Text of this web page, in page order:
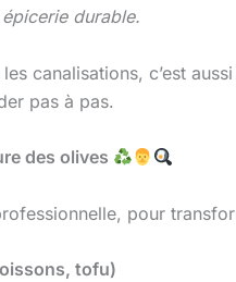
durable.
les canalisations, c’est
pas à pas.
des olives
pour
tofu)